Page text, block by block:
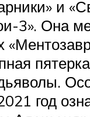
и
3». Она
год